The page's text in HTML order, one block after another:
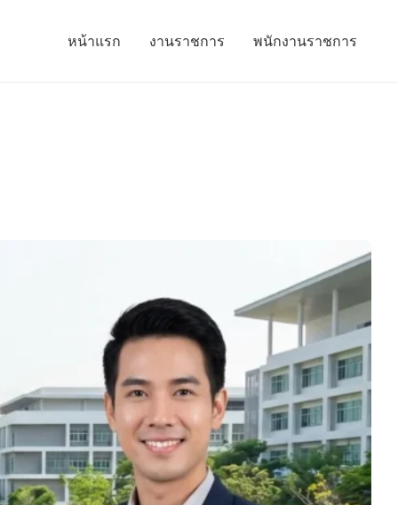
หน้าแรก งานราชการ พนักงานราชการ